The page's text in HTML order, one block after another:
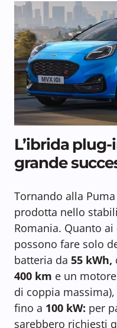
L’ibrida
grande
Tornando alla
prodotta nello
Romania. Quanto
possono fare solo
batteria da 55 kWh,
400 km e un
di coppia
fino a 100 kW: per
sarebbero richiesti